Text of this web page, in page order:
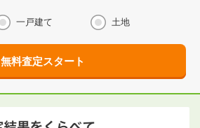
一戸建て 土地
無料査定スタート